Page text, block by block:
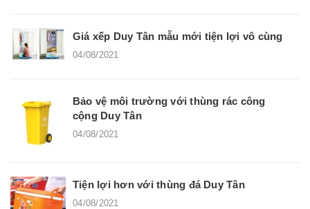
Giá xếp Duy Tân mẫu mới tiện lợi vô cùng
04/08/2021
Bảo vệ môi trường với thùng rác công
cộng Duy Tân
04/08/2021
Tiện lợi hơn với thùng đá Duy Tân
04/08/2021